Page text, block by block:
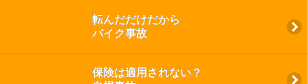
転んだだけだから
バイク事故
保険は適用されない？